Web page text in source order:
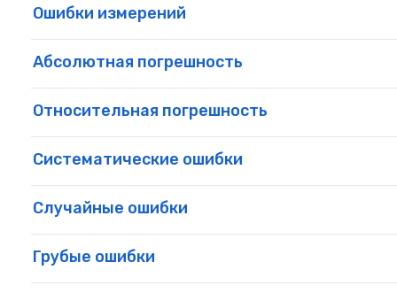
Ошибки измерений
Абсолютная погрешность
Относительная погрешность
Систематические ошибки
Случайные ошибки
Грубые ошибки